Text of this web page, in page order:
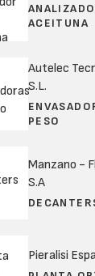
ACEITUNA
Autelec
S.L.
PESO
Manzano -
S.A
Pieralisi